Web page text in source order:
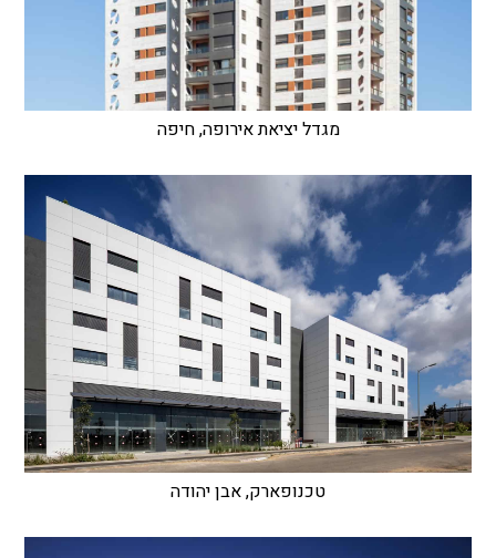
מגדל יציאת אירופה, חיפה
טכנופארק, אבן יהודה